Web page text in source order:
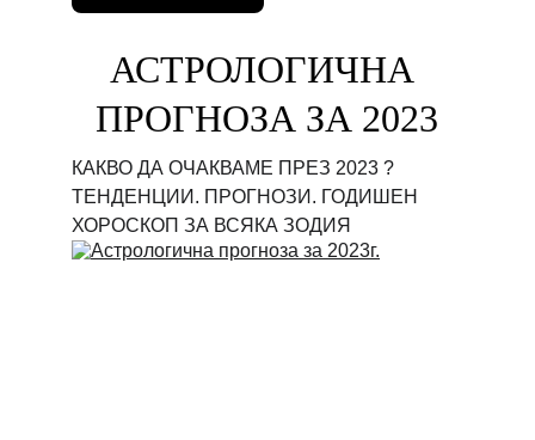
АСТРОЛОГИЧНА
ПРОГНОЗА ЗА 2023
КАКВО ДА ОЧАКВАМЕ ПРЕЗ 2023 ?
ТЕНДЕНЦИИ. ПРОГНОЗИ. ГОДИШЕН
ХОРОСКОП ЗА ВСЯКА ЗОДИЯ